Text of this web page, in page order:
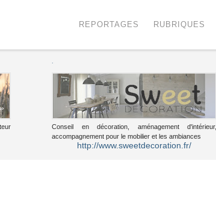
REPORTAGES RUBRIQUES
Conseil en décoration, aménagement d'intérieur,
accompagnement pour le mobilier et les ambiances
http://www.sweetdecoration.fr/